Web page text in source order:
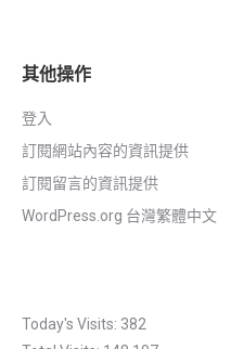
其他操作
登入
訂閱網站內容的資訊提供
訂閱留言的資訊提供
WordPress.org 台灣繁體中文
Today's Visits: 382